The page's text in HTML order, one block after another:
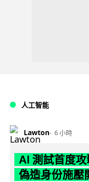
人工智能
Lawton 6 小時
AI 測試首度
偽造身份施壓